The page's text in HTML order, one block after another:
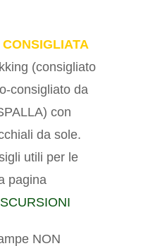
(consigliato
consigliato da
con
da sole.
utili per le
pagina
NON